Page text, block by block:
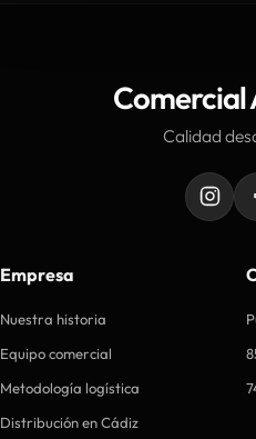
Comercial
Calidad
Empresa
Nuestra historia
Equipo comercial
Metodología logística
Distribución en Cádiz